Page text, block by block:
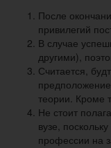
После
привилегий
В случае
другими),
Считается,
теории. Кроме
Не стоит
вузе,
профессии на